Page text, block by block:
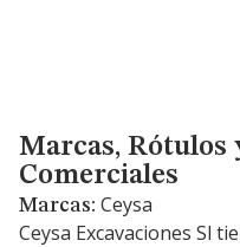
Marcas, Rótulos y
Marcas, Rótulos
Comerciales
Marcas: Ceysa
Ceysa Excavaciones Sl